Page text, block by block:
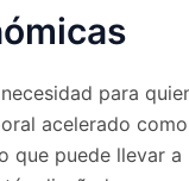
para
acelerado
que puede llevar